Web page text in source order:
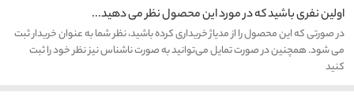
اولین نفری باشید که در مورد این محصول نظر می دهید...
در صورتی که این محصول را از مدیاژ خریداری کرده باشید، نظر شما به عنوان خریدار ثبت
می شود. همچنین در صورت تمایل می‌توانید به صورت ناشناس نیز نظر خود را ثبت
کنید